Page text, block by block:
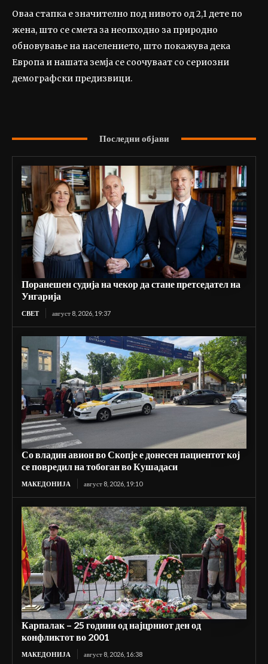
Оваа стапка е значително под нивото од 2,1 дете по
жена, што се смета за неопходно за природно
обновување на населението, што покажува дека
Европа и нашата земја се соочуваат со сериозни
демографски предизвици.
Последни објави
Поранешен судија на чекор да стане претседател на
Унгарија
СВЕТ август 8, 2026, 19:37
Со владин авион во Скопје е донесен пациентот кој
се повредил на тобоган во Кушадаси
МАКЕДОНИЈА август 8, 2026, 19:10
Карпалак – 25 години од најцрниот ден од
конфликтот во 2001
МАКЕДОНИЈА август 8, 2026, 16:38